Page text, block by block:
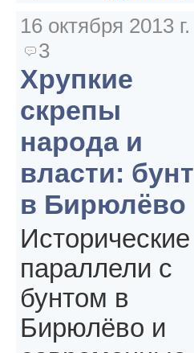
16 октября 2013 г.
3
Хрупкие
скрепы
народа и
власти: бунт
в Бирюлёво
Исторические
параллели с
бунтом в
Бирюлёво и